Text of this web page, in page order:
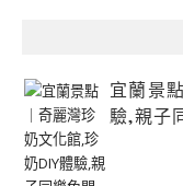
宜蘭景
驗,親子